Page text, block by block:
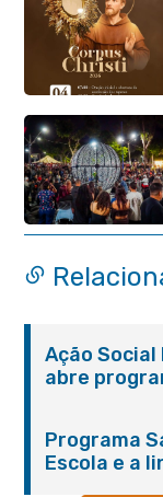
Ação Social
abre
serviços
orientações
Programa
Escola e a